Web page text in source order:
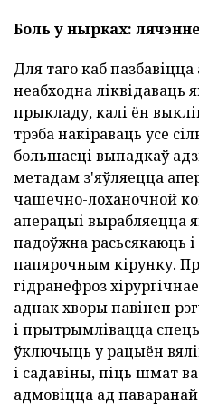
Боль у нырках: лячэнне
Для таго каб
неабходна ліквідаваць
прыкладу, калі ён
трэба накіраваць усе
большасці выпадкаў
метадам з'яўляецца
чашечно-лоханочной
аперацыі вырабляецца
падоўжна расьсякаюць
папярочным кірунку.
гідранефроз
аднак хворы павінен
і прытрымлівацца
ўключыць у рацыён
і садавіны, піць шмат
адмовіцца ад паваранай